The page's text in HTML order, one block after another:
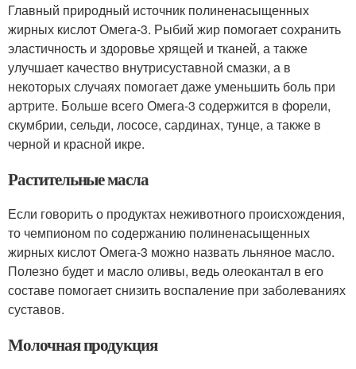
Главный природный источник полиненасыщенных
жирных кислот Омега-3. Рыбий жир помогает сохранить
эластичность и здоровье хрящей и тканей, а также
улучшает качество внутрисуставной смазки, а в
некоторых случаях помогает даже уменьшить боль при
артрите. Больше всего Омега-3 содержится в форели,
скумбрии, сельди, лососе, сардинах, тунце, а также в
черной и красной икре.
Растительные масла
Если говорить о продуктах неживотного происхождения,
то чемпионом по содержанию полиненасыщенных
жирных кислот Омега-3 можно назвать льняное масло.
Полезно будет и масло оливы, ведь олеокантал в его
составе помогает снизить воспаление при заболеваниях
суставов.
Молочная продукция